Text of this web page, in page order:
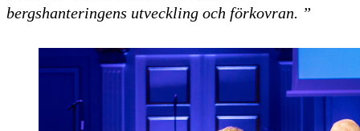
bergshanteringens utveckling och förkovran. ”